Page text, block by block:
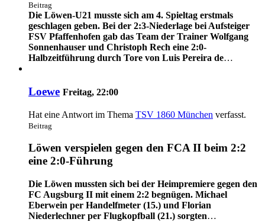
Beitrag
Die Löwen-U21 musste sich am 4. Spieltag erstmals
geschlagen geben. Bei der 2:3-Niederlage bei Aufsteiger
FSV Pfaffenhofen gab das Team der Trainer Wolfgang
Sonnenhauser und Christoph Rech eine 2:0-
Halbzeitführung durch Tore von Luis Pereira de…
Loewe Freitag, 22:00
Hat eine Antwort im Thema TSV 1860 München verfasst.
Beitrag
Löwen verspielen gegen den FCA II beim 2:2
eine 2:0-Führung
Die Löwen mussten sich bei der Heimpremiere gegen den
FC Augsburg II mit einem 2:2 begnügen. Michael
Eberwein per Handelfmeter (15.) und Florian
Niederlechner per Flugkopfball (21.) sorgten…